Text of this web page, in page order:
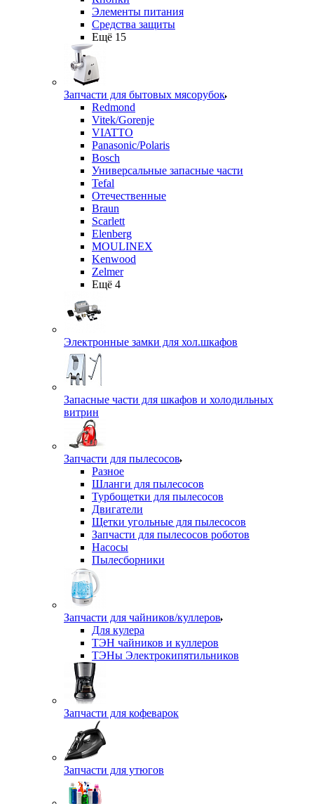
Элементы питания
Средства защиты
Ещё 15
Запчасти для бытовых мясорубок
Redmond
Vitek/Gorenje
VIATTO
Panasonic/Polaris
Bosch
Универсальные запасные части
Tefal
Отечественные
Braun
Scarlett
Elenberg
MOULINEX
Kenwood
Zelmer
Ещё 4
Электронные замки для хол.шкафов
Запасные части для шкафов и холодильных
витрин
Запчасти для пылесосов
Разное
Шланги для пылесосов
Турбощетки для пылесосов
Двигатели
Щетки угольные для пылесосов
Запчасти для пылесосов роботов
Насосы
Пылесборники
Запчасти для чайников/куллеров
Для кулера
ТЭН чайников и куллеров
ТЭНы Электрокипятильников
Запчасти для кофеварок
Запчасти для утюгов